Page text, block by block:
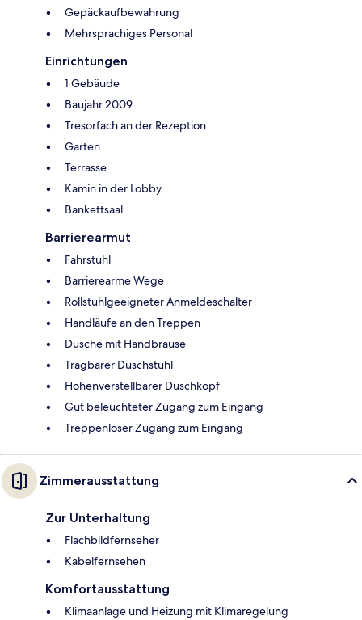
Gepäckaufbewahrung
Mehrsprachiges Personal
Einrichtungen
1 Gebäude
Baujahr 2009
Tresorfach an der Rezeption
Garten
Terrasse
Kamin in der Lobby
Bankettsaal
Barrierearmut
Fahrstuhl
Barrierearme Wege
Rollstuhlgeeigneter Anmeldeschalter
Handläufe an den Treppen
Dusche mit Handbrause
Tragbarer Duschstuhl
Höhenverstellbarer Duschkopf
Gut beleuchteter Zugang zum Eingang
Treppenloser Zugang zum Eingang
Zimmerausstattung
Zur Unterhaltung
Flachbildfernseher
Kabelfernsehen
Komfortausstattung
Klimaanlage und Heizung mit Klimaregelung